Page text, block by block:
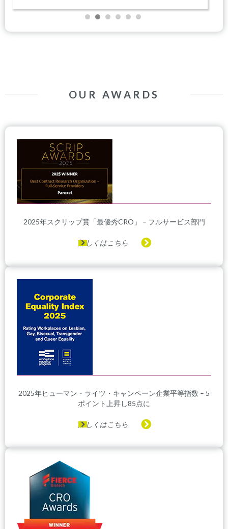
OUR AWARDS
2025年スクリップ賞「最優秀CRO」 – フルサービス部門
詳しくはこちら
2025年ヒューマン・ライツ・キャンペーン企業平等指数 – 5
ポイント上昇し85点に
詳しくはこちら